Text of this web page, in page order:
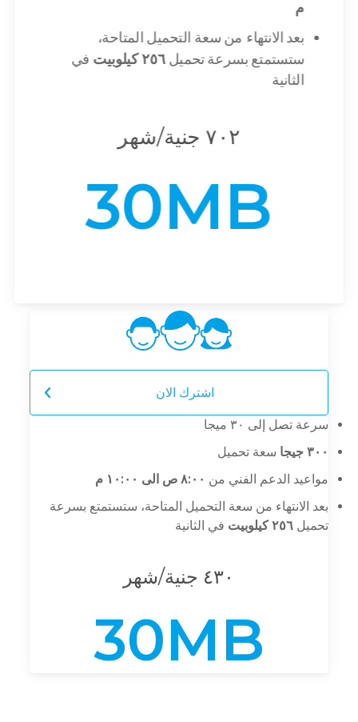
30MB
٧٠٢ جنية/شهر
م
بعد الانتهاء من سعة التحميل المتاحة،
ستستمتع بسرعة تحميل٢٥٦ كيلوبيت في
الثانية
Your landline no.
30MB
٤٣٠ جنية/شهر
سرعة تصل إلى ٣٠ ميجا
٣٠٠ جيجا
سعة تحميل
مواعيد الدعم الفني من ٨:٠٠ ص الى ١٠:٠٠ م
بعد الانتهاء من سعة التحميل المتاحة، ستستمتع بسرعة
تحميل ٢٥٦ كيلوبيت في الثانية
اشترك الان